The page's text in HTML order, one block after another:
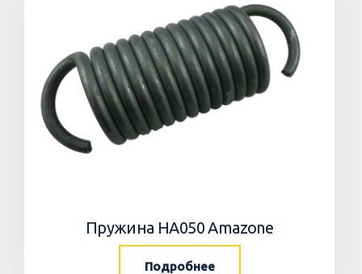
Пружина HA050 Amazone
Подробнее